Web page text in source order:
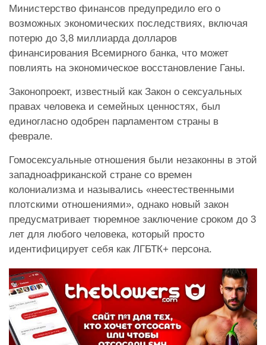
Министерство финансов предупредило его о
возможных экономических последствиях, включая
потерю до 3,8 миллиарда долларов
финансирования Всемирного банка, что может
повлиять на экономическое восстановление Ганы.
Законопроект, известный как Закон о сексуальных
правах человека и семейных ценностях, был
единогласно одобрен парламентом страны в
феврале.
Гомосексуальные отношения были незаконны в этой
западноафриканской стране со времен
колониализма и назывались «неестественными
плотскими отношениями», однако новый закон
предусматривает тюремное заключение сроком до 3
лет для любого человека, который просто
идентифицирует себя как ЛГБТК+ персона.